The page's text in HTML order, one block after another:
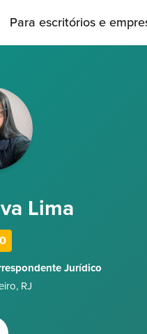
Para escritórios e
Lima
Jurídico
, RJ